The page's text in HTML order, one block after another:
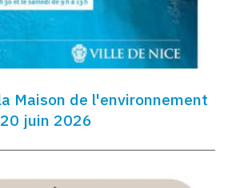
Maison de l'environnement
juin 2026